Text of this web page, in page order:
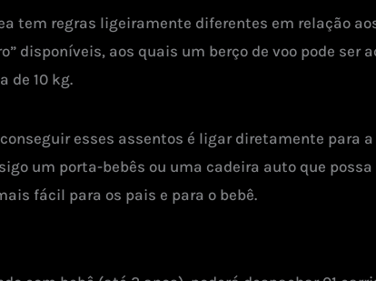
tem regras ligeiramente diferentes em relação
disponíveis, aos quais um berço de voo pode ser
de 10 kg.
esses assentos é ligar diretamente para
um porta-bebês ou uma cadeira auto que
fácil para os pais e para o bebê.